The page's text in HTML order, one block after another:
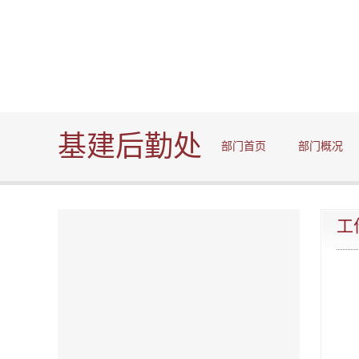
基建后勤处 部门首页 部门概况
工